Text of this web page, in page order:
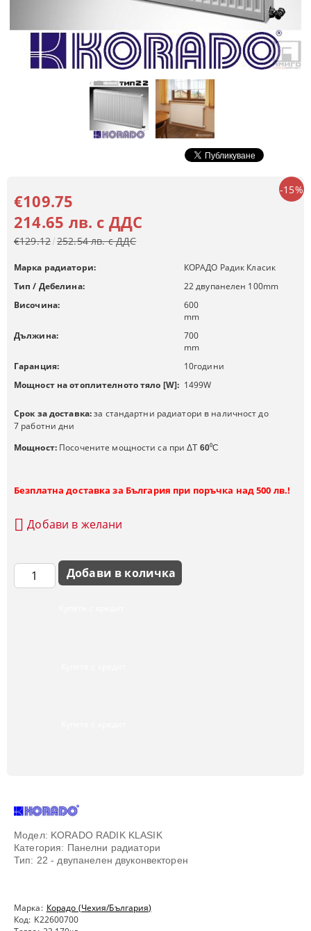
Модел: KORADO RADIK KLASIK
Категория: Панелни радиатори
Тип: 22 - двупанелен двуконвекторен
Марка: Корадо (Чехия/България)
Код: K22600700
-15%
€109.75
214.65 лв. с ДДС
€129.12 252.54 лв. с ДДС
Марка радиатори:
КОРАДО Радик Класик
Тип / Дебелина:
22 двупанелен 100mm
Височина:
600
mm
Дължина:
700
mm
Гаранция:
10години
Мощност на отоплителното тяло [W]: 1499W
Срок за доставка:за стандартни радиатори в наличност до
7 работни дни
Мощност:Посочените мощности са приΔT 60⁰C
Безплатна доставка за България при поръчка над 500 лв.!
Добави в желани